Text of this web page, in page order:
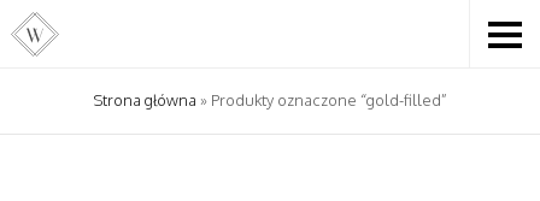
Strona główna » Produkty oznaczone “gold-filled”